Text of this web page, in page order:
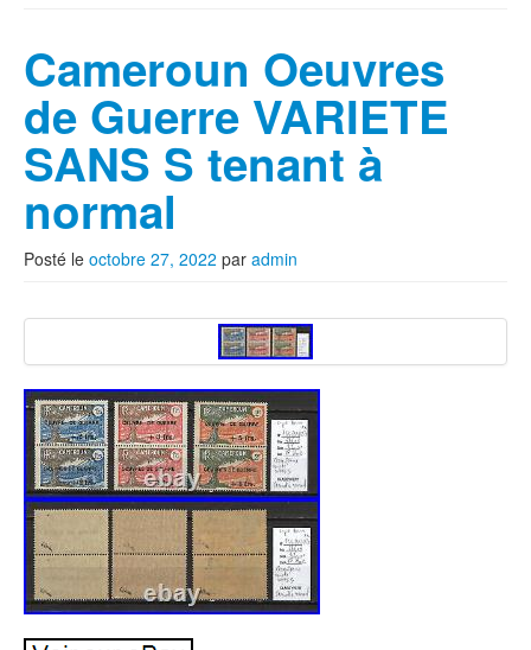
Cameroun Oeuvres
de Guerre VARIETE
SANS S tenant à
normal
Posté le octobre 27, 2022 par admin